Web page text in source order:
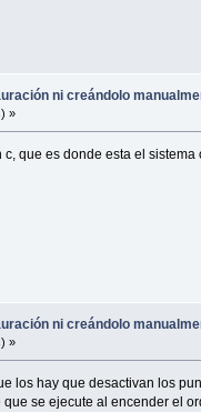
ni creándolo
»
que es donde esta el sistema
ni creándolo
»
los hay que desactivan los
se ejecute al encender el